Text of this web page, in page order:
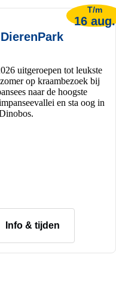
T/m
16 aug.
uitgeroepen tot leukste
op kraambezoek bij
naar de hoogste
en sta oog in
Info & tijden